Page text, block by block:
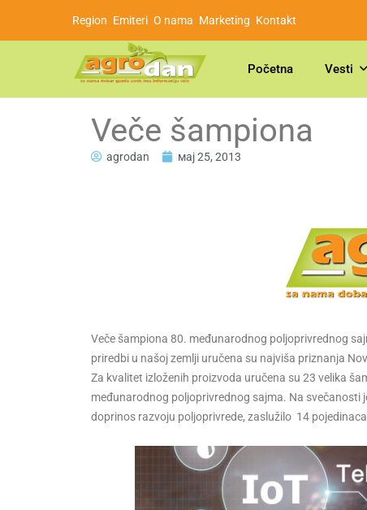
Region Emiteri O nama Marketing Kontakt
Početna Vesti
Veče šampiona
agrodan мај 25, 2013
Veče šampiona 80. međunarodnog poljoprivrednog
priredbi u našoj zemlji uručena su najviša priznanja
Za kvalitet izloženih proizvoda uručena su 23 velika
međunarodnog poljoprivrednog sajma. Na svečanosti
doprinos razvoju poljoprivrede, zaslužilo 14